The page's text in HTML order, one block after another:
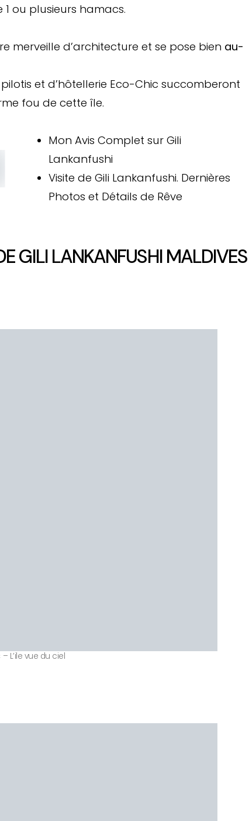
ou plusieurs hamacs.
merveille d’architecture et se pose bien au-
et d’hôtellerie Eco-Chic succomberont
fou de cette île.
Mon Avis Complet sur Gili
Lankanfushi
Visite de Gili Lankanfushi. Dernières
Photos et Détails de Rêve
GILI LANKANFUSHI MALDIVES
L’ile vue du ciel